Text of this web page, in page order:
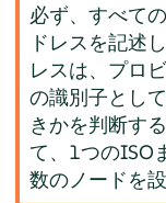
必ず、すべて
ドレスを記述
レスは、プロ
の識別子とし
きかを判断す
て、1つのISO
数のノードを